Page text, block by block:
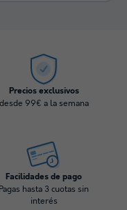
Precios exclusivos
desde 99€ a la semana
Facilidades de pago
Pagas hasta 3 cuotas sin
interés